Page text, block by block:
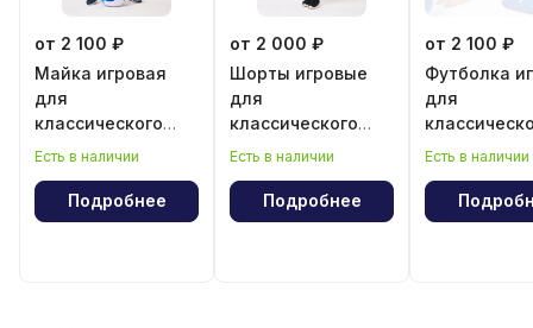
от 2 100 ₽
Майка игровая
для
классического
волейбола для
Есть в наличии
Подробнее
от 2 000 ₽
Шорты игровые
для
классического
волейбола для
Есть в наличии
Подробнее
от 2 100 ₽
Футболка
для
волейбола
Есть в наличии